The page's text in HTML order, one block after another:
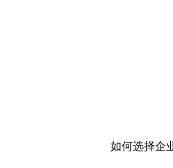
如何选择企业